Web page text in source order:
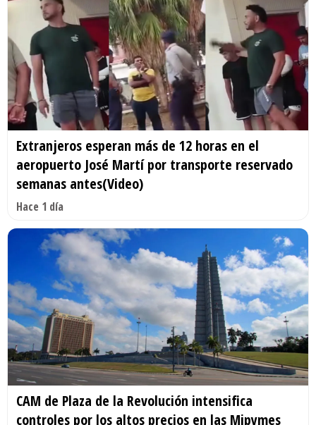
Extranjeros esperan más de 12 horas en el
aeropuerto José Martí por transporte reservado
semanas antes(Video)
Hace 1 día
CAM de Plaza de la Revolución intensifica
controles por los altos precios en las Mipymes